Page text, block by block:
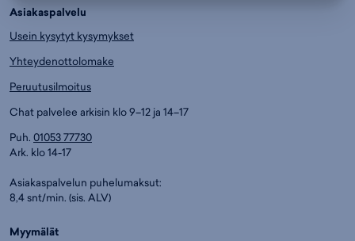
Asiakaspalvelu
Usein kysytyt kysymykset
Yhteydenottolomake
Peruutusilmoitus
Chat palvelee arkisin klo 9–12 ja 14–17
Puh. 01053 77730
Ark. klo 14-17
Asiakaspalvelun puhelumaksut:
8,4 snt/min. (sis. ALV)
Myymälät